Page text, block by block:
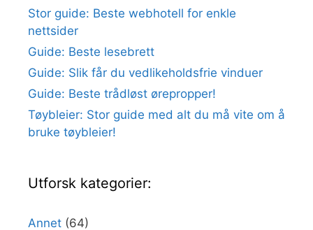
Stor guide: Beste webhotell for enkle
nettsider
Guide: Beste lesebrett
Guide: Slik får du vedlikeholdsfrie vinduer
Guide: Beste trådløst ørepropper!
Tøybleier: Stor guide med alt du må vite om å
bruke tøybleier!
Utforsk kategorier:
Annet (64)